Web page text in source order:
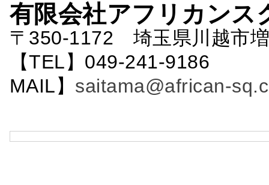
有限会社アフリカンス
〒350-1172 埼玉県川越市
【TEL】049-241-
MAIL】 saitama@african-